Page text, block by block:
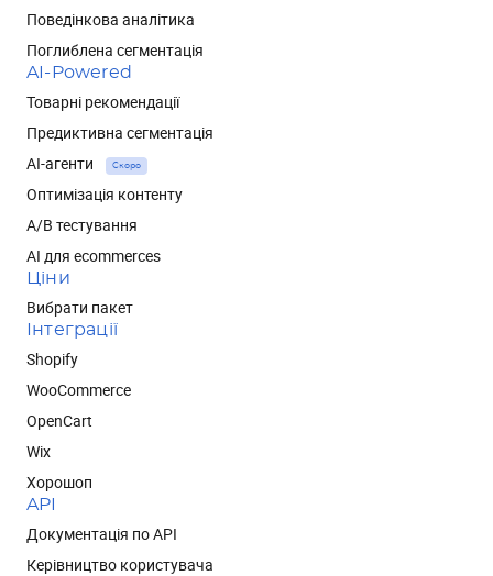
Поведінкова аналітика
Поглиблена сегментація
AI-Powered
Товарні рекомендації
Предиктивна сегментація
AI-агенти
Скоро
Оптимізація контенту
А/В тестування
AI для ecommerces
Ціни
Вибрати пакет
Інтеграції
Shopify
WooCommerce
OpenCart
Wix
Хорошоп
API
Документація по API
Керівництво користувача